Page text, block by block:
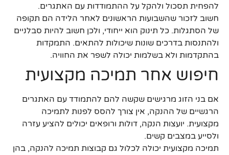
להפחית תסכול ולהקל על ההתמודדות עם האתגרים.
חשוב לזכור שהשבועות הראשונים לאחר הלידה הם תקופה
של הסתגלות. כל תינוק הוא ייחודי, ולכן חשוב להיות סבלניים
ולהתנסות בדרכים שונות שיכולות להתאים. התמקדות
בהתקדמות ולא בשלמות יכולה לשפר את החוויה.
חיפוש אחר תמיכה מקצועית
אם בני הזוג מרגישים שקשה להם להתמודד עם האתגרים
הרגשיים של ההנקה, אין צורך להסס לפנות לתמיכה
מקצועית. יועצות הנקה, דולות ורופאים יכולים להציע עזרה
ולסייע במצבים קשים.
תמיכה מקצועית יכולה לכלול גם קבוצות תמיכה להנקה, בהן